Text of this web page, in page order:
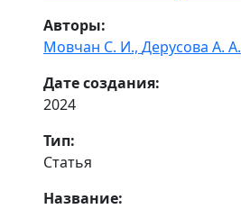
Авторы:
Мовчан С. И., Дерусова А. А.
Дате создания:
2024
Тип:
Статья
Название: